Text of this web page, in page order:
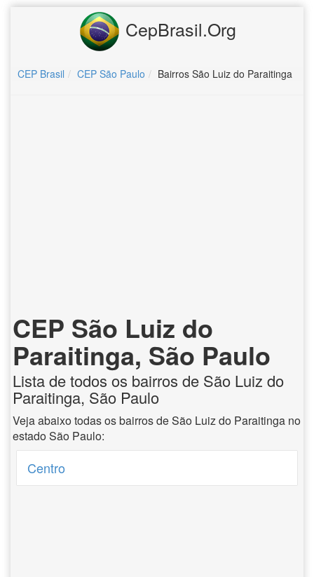
CepBrasil.Org
CEP Brasil CEP São Paulo Bairros São Luiz do Paraitinga
CEP São Luiz do
Paraitinga, São Paulo
Lista de todos os bairros de São Luiz do
Paraitinga, São Paulo
Veja abaixo todas os bairros de São Luiz do Paraitinga no
estado São Paulo:
Centro